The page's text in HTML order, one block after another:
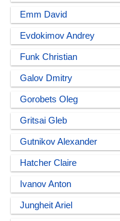
Emm David
Evdokimov Andrey
Funk Christian
Galov Dmitry
Gorobets Oleg
Gritsai Gleb
Gutnikov Alexander
Hatcher Claire
Ivanov Anton
Jungheit Ariel